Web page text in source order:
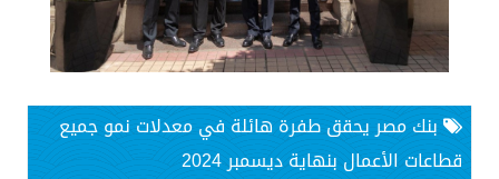
بنك مصر يحقق طفرة هائلة في معدلات نمو جميع
قطاعات الأعمال بنهاية ديسمبر 2024